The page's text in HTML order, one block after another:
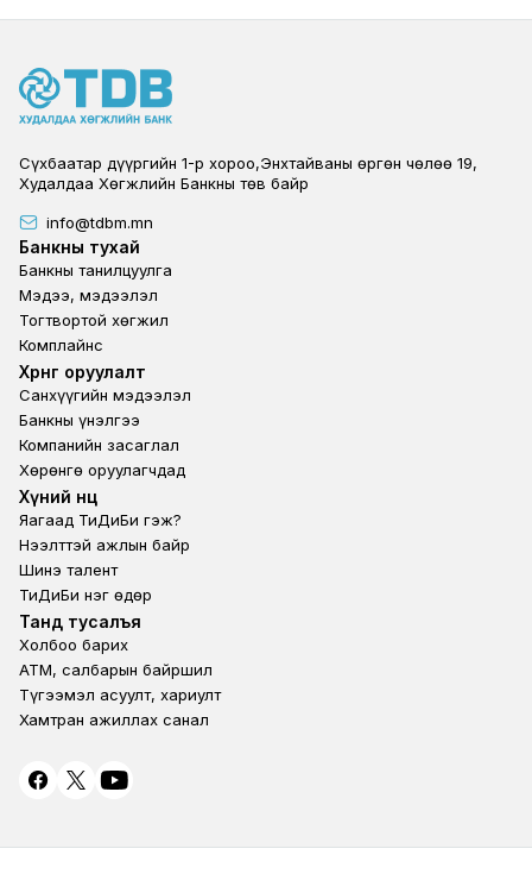
Сүхбаатар дүүргийн 1-р хороо,Энхтайваны өргөн чөлөө 19,
Худалдаа Хөгжлийн Банкны төв байр
info@tdbm.mn
Footer
Банкны тухай
Банкны танилцуулга
Мэдээ, мэдээлэл
Тогтвортой хөгжил
Комплайнс
Footer third
Хөрөнгө оруулалт
Санхүүгийн мэдээлэл
Банкны үнэлгээ
Компанийн засаглал
Хөрөнгө оруулагчдад
Footer second
Хүний нөөц
Яагаад ТиДиБи гэж?
Нээлттэй ажлын байр
Шинэ талент
ТиДиБи нэг өдөр
Footer fourth
Танд тусалъя
Холбоо барих
ATM, салбарын байршил
Түгээмэл асуулт, хариулт
Хамтран ажиллах санал